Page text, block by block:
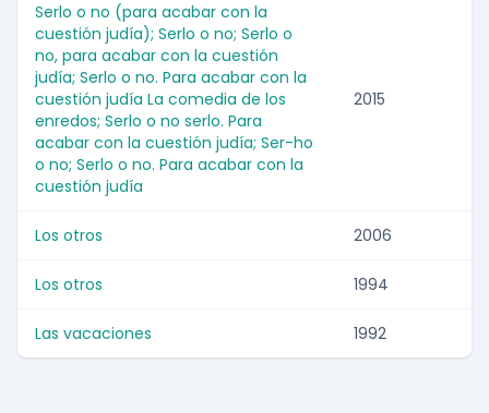
Serlo o no (para acabar con la
cuestión judía); Serlo o no; Serlo o
no, para acabar con la cuestión
judía; Serlo o no. Para acabar con la
cuestión judía La comedia de los
enredos; Serlo o no serlo. Para
acabar con la cuestión judía; Ser-ho
o no; Serlo o no. Para acabar con la
cuestión judía
2015
Los otros 2006
Los otros 1994
Las vacaciones 1992